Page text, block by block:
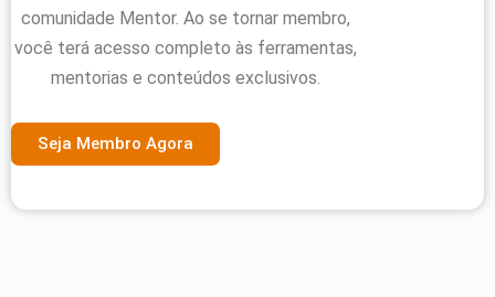
comunidade Mentor. Ao se tornar membro,
você terá acesso completo às ferramentas,
mentorias e conteúdos exclusivos.
Seja Membro Agora